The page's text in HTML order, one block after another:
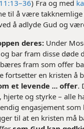
11:13–36) Fra og med
til å være
å adlyde Gud og
deres: Under
bar fram disse døde
fram som offer
fortsetter en kristen å
et levende ... offer.
hjerte og styrke – alle
engasjement som
til at en kristen må